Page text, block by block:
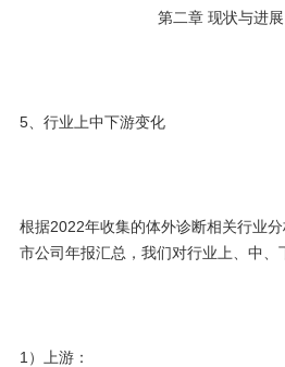
第二章 现状与进展
5、行业上中下游变化
根据2022年收集的体外诊断相关行业
市公司年报汇总，我们对行业上、中、
1）上游：